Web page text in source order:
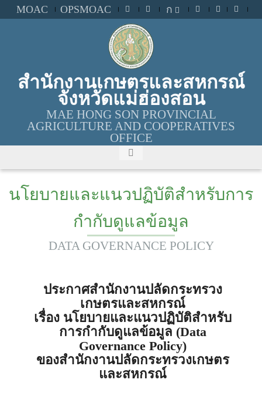
MOAC OPSMOAC ก
สำนักงานเกษตรและสหกรณ์
จังหวัดแม่ฮ่องสอน
MAE HONG SON PROVINCIAL
AGRICULTURE AND COOPERATIVES
OFFICE
นโยบายและแนวปฏิบัติสำหรับการ
กำกับดูแลข้อมูล
DATA GOVERNANCE POLICY
ประกาศสำนักงานปลัดกระทรวง
เกษตรและสหกรณ์
เรื่อง นโยบายและแนวปฏิบัติสำหรับ
การกำกับดูแลข้อมูล (Data
Governance Policy)
ของสำนักงานปลัดกระทรวงเกษตร
และสหกรณ์